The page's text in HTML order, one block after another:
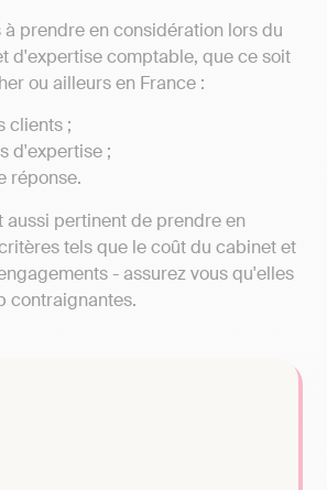
prendre en considération lors du
d'expertise comptable, que ce soit
ou ailleurs en France :
clients ;
d'expertise ;
réponse.
aussi pertinent de prendre en
tels que le coût du cabinet et
- assurez vous qu'elles
contraignantes.